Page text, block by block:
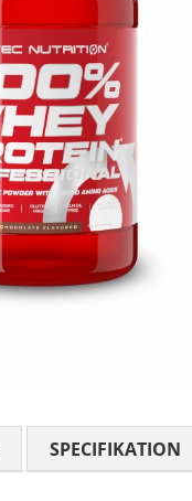
SPECIFIKATION